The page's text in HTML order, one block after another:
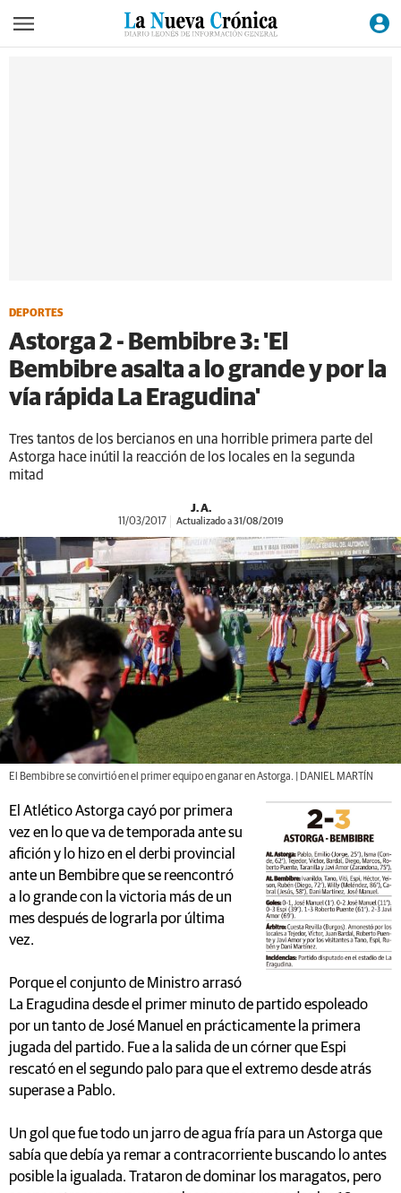
DEPORTES
Astorga 2 - Bembibre 3: 'El
Bembibre asalta a lo grande y por la
vía rápida La Eragudina'
Tres tantos de los bercianos en una horrible primera parte del
Astorga hace inútil la reacción de los locales en la segunda
mitad
J. A.
11/03/2017 Actualizado a 31/08/2019
El Bembibre se convirtió en el primer equipo en ganar en Astorga. | DANIEL MARTÍN
El Atlético Astorga cayó por primera
vez en lo que va de temporada ante su
afición y lo hizo en el derbi provincial
ante un Bembibre que se reencontró
a lo grande con la victoria más de un
mes después de lograrla por última
vez.
Porque el conjunto de Ministro arrasó
La Eragudina desde el primer minuto de partido espoleado
por un tanto de José Manuel en prácticamente la primera
jugada del partido. Fue a la salida de un córner que Espi
rescató en el segundo palo para que el extremo desde atrás
superase a Pablo.
Un gol que fue todo un jarro de agua fría para un Astorga que
sabía que debía ya remar a contracorriente buscando lo antes
posible la igualada. Trataron de dominar los maragatos, pero